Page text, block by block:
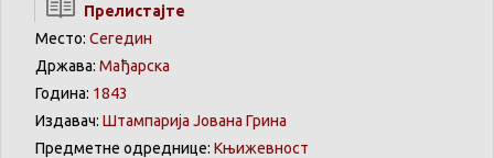
Прелистајте
Место: Сегедин
Држава: Мађарска
Година: 1843
Издавач: Штампарија Јована Грина
Предметне одреднице: Књижевност